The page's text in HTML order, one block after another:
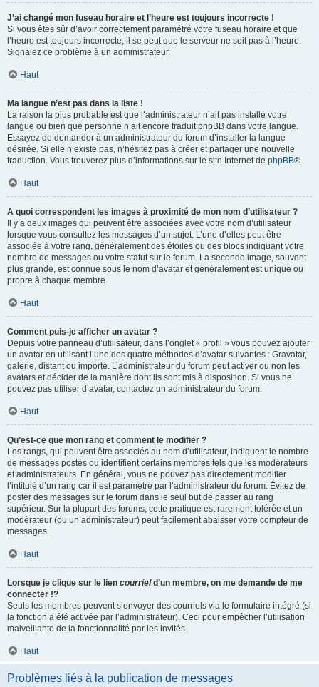
J’ai changé mon fuseau horaire et l’heure est toujours incorrecte !
Si vous êtes sûr d’avoir correctement paramétré votre fuseau horaire et que
l’heure est toujours incorrecte, il se peut que le serveur ne soit pas à l’heure.
Signalez ce problème à un administrateur.
Haut
Ma langue n’est pas dans la liste !
La raison la plus probable est que l’administrateur n’ait pas installé votre
langue ou bien que personne n’ait encore traduit phpBB dans votre langue.
Essayez de demander à un administrateur du forum d’installer la langue
désirée. Si elle n’existe pas, n’hésitez pas à créer et partager une nouvelle
traduction. Vous trouverez plus d’informations sur le site Internet de phpBB®.
Haut
A quoi correspondent les images à proximité de mon nom d’utilisateur ?
Il y a deux images qui peuvent être associées avec votre nom d’utilisateur
lorsque vous consultez les messages d’un sujet. L’une d’elles peut être
associée à votre rang, généralement des étoiles ou des blocs indiquant votre
nombre de messages ou votre statut sur le forum. La seconde image, souvent
plus grande, est connue sous le nom d’avatar et généralement est unique ou
propre à chaque membre.
Haut
Comment puis-je afficher un avatar ?
Depuis votre panneau d’utilisateur, dans l’onglet « profil » vous pouvez ajouter
un avatar en utilisant l’une des quatre méthodes d’avatar suivantes : Gravatar,
galerie, distant ou importé. L’administrateur du forum peut activer ou non les
avatars et décider de la manière dont ils sont mis à disposition. Si vous ne
pouvez pas utiliser d’avatar, contactez un administrateur du forum.
Haut
Qu’est-ce que mon rang et comment le modifier ?
Les rangs, qui peuvent être associés au nom d’utilisateur, indiquent le nombre
de messages postés ou identifient certains membres tels que les modérateurs
et administrateurs. En général, vous ne pouvez pas directement modifier
l’intitulé d’un rang car il est paramétré par l’administrateur du forum. Évitez de
poster des messages sur le forum dans le seul but de passer au rang
supérieur. Sur la plupart des forums, cette pratique est rarement tolérée et un
modérateur (ou un administrateur) peut facilement abaisser votre compteur de
messages.
Haut
Lorsque je clique sur le lien courrield’un membre, on me demande de me
connecter !?
Seuls les membres peuvent s’envoyer des courriels via le formulaire intégré (si
la fonction a été activée par l’administrateur). Ceci pour empêcher l’utilisation
malveillante de la fonctionnalité par les invités.
Haut
Problèmes liés à la publication de messages